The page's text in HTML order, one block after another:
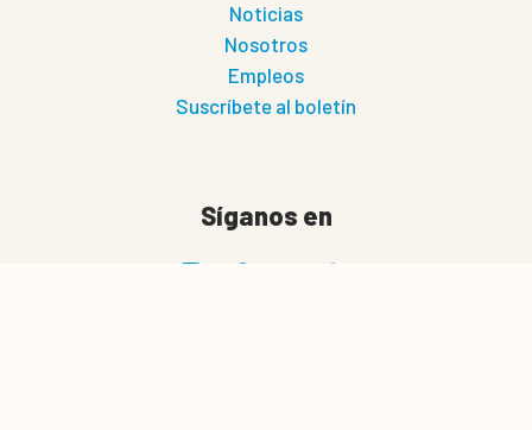
Noticias
Nosotros
Empleos
Suscríbete al boletín
Síganos en